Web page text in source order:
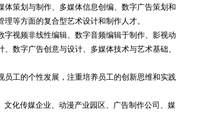
策划与制作、多媒体信息创编、数字广告策划和
等方面的复合型艺术设计和制作人才。
字视频非线性编辑、数字音频编辑于制作、影视动
数字广告创意与设计、多媒体技术与艺术基础、
工的个性发展，注重培养员工的创新思维和实践
化传媒企业、动漫产业园区、广告制作公司、媒